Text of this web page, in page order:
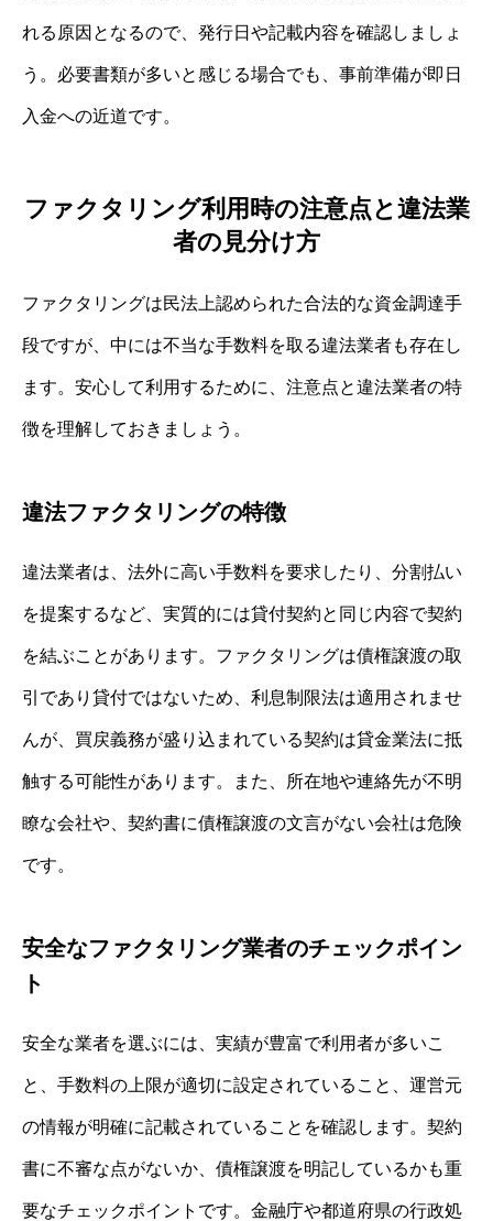
れる原因となるので、発行日や記載内容を確認しましょ
う。必要書類が多いと感じる場合でも、事前準備が即日
入金への近道です。
ファクタリング利用時の注意点と違法業
者の見分け方
ファクタリングは民法上認められた合法的な資金調達手
段ですが、中には不当な手数料を取る違法業者も存在し
ます。安心して利用するために、注意点と違法業者の特
徴を理解しておきましょう。
違法ファクタリングの特徴
違法業者は、法外に高い手数料を要求したり、分割払い
を提案するなど、実質的には貸付契約と同じ内容で契約
を結ぶことがあります。ファクタリングは債権譲渡の取
引であり貸付ではないため、利息制限法は適用されませ
んが、買戻義務が盛り込まれている契約は貸金業法に抵
触する可能性があります。また、所在地や連絡先が不明
瞭な会社や、契約書に債権譲渡の文言がない会社は危険
です。
安全なファクタリング業者のチェックポイン
ト
安全な業者を選ぶには、実績が豊富で利用者が多いこ
と、手数料の上限が適切に設定されていること、運営元
の情報が明確に記載されていることを確認します。契約
書に不審な点がないか、債権譲渡を明記しているかも重
要なチェックポイントです。金融庁や都道府県の行政処